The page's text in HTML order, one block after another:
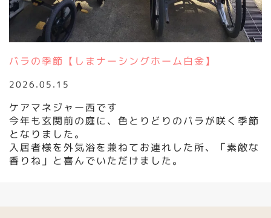
バラの季節【しまナーシングホーム白金】
2026.05.15
ケアマネジャー西です
今年も玄関前の庭に、色とりどりのバラが咲く季節
となりました。
入居者様を外気浴を兼ねてお連れした所、「素敵な
香りね」と喜んでいただけました。